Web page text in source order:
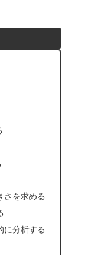
さを求める
に分析する